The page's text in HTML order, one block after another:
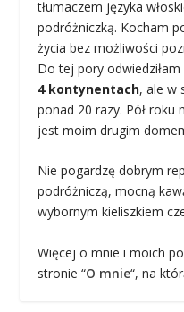
tłumaczem języka
podróżniczką. Kocham
życia bez możliwości
Do tej pory odwiedziłam
4 kontynentach, ale w
ponad 20 razy. Pół roku
jest moim drugim
Nie pogardzę dobrym
podróżniczą, mocną
wybornym kieliszkiem
Więcej o mnie i moich
stronie “O mnie“, na